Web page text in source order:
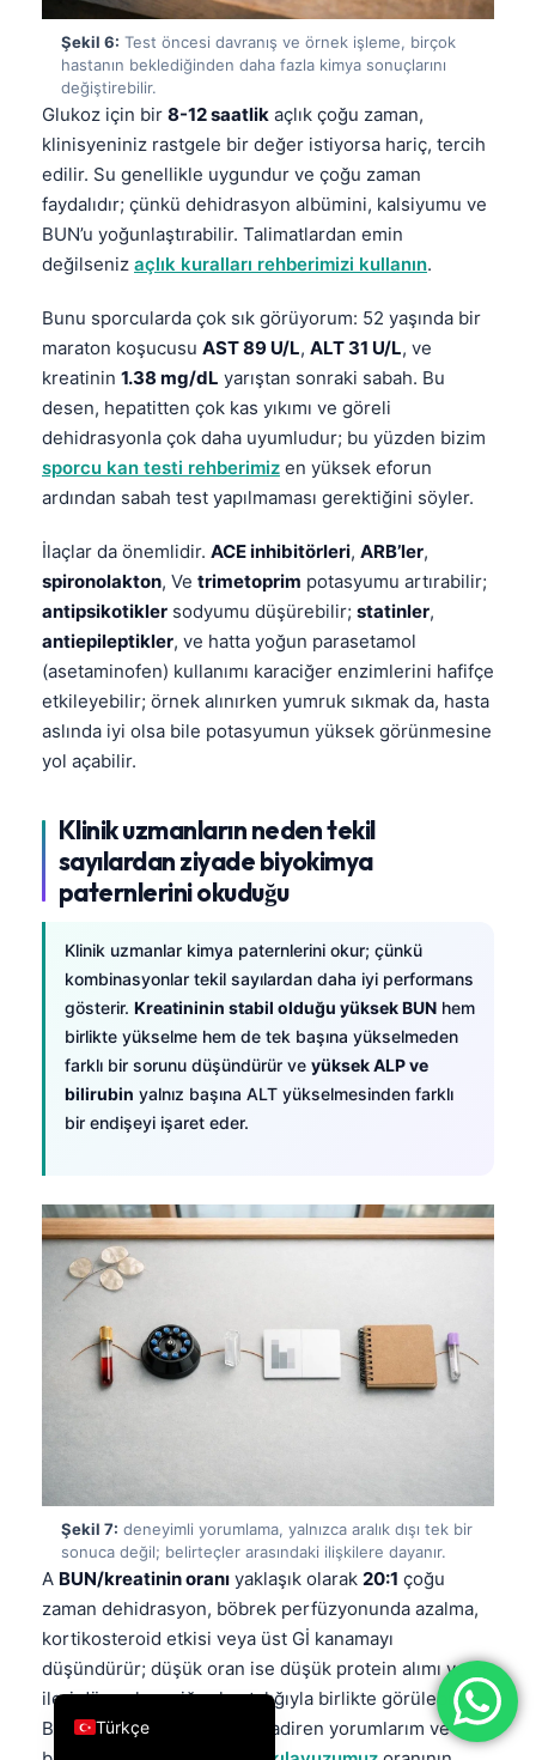
Şekil 6: Test öncesi davranış ve örnek işleme, birçok
hastanın beklediğinden daha fazla kimya sonuçlarını
değiştirebilir.
Glukoz için bir 8-12 saatlik açlık çoğu zaman,
klinisyeniniz rastgele bir değer istiyorsa hariç, tercih
edilir. Su genellikle uygundur ve çoğu zaman
faydalıdır; çünkü dehidrasyon albümini, kalsiyumu ve
BUN’u yoğunlaştırabilir. Talimatlardan emin
değilseniz açlık kuralları rehberimizi kullanın.
Bunu sporcularda çok sık görüyorum: 52 yaşında bir
maraton koşucusu AST 89 U/L, ALT 31 U/L, ve
kreatinin 1.38 mg/dL yarıştan sonraki sabah. Bu
desen, hepatitten çok kas yıkımı ve göreli
dehidrasyonla çok daha uyumludur; bu yüzden bizim
sporcu kan testi rehberimiz en yüksek eforun
ardından sabah test yapılmaması gerektiğini söyler.
İlaçlar da önemlidir. ACE inhibitörleri, ARB’ler,
spironolakton, Ve trimetoprim potasyumu artırabilir;
antipsikotikler sodyumu düşürebilir; statinler,
antiepileptikler, ve hatta yoğun parasetamol
(asetaminofen) kullanımı karaciğer enzimlerini hafifçe
etkileyebilir; örnek alınırken yumruk sıkmak da, hasta
aslında iyi olsa bile potasyumun yüksek görünmesine
yol açabilir.
Klinik uzmanların neden tekil
sayılardan ziyade biyokimya
paternlerini okuduğu
Klinik uzmanlar kimya paternlerini okur; çünkü
kombinasyonlar tekil sayılardan daha iyi performans
gösterir. Kreatininin stabil olduğu yüksek BUN hem
birlikte yükselme hem de tek başına yükselmeden
farklı bir sorunu düşündürür ve yüksek ALP ve
bilirubin yalnız başına ALT yükselmesinden farklı
bir endişeyi işaret eder.
Şekil 7: deneyimli yorumlama, yalnızca aralık dışı tek bir
sonuca değil; belirteçler arasındaki ilişkilere dayanır.
A BUN/kreatinin oranı yaklaşık olarak 20:1 çoğu
zaman dehidrasyon, böbrek perfüzyonunda azalma,
kortikosteroid etkisi veya üst Gİ kanamayı
düşündürür; düşük oran ise düşük protein alımı veya
ileri düzey karaciğer hastalığıyla birlikte görülebilir.
Bu ikiliyi bağlam olmadan nadiren yorumlarım ve
Türkçe
English
Deutsch
العربية
Français
עִבְרִית
Ελληνικά
Română
简体中文
فارسی
Български
Nederlands
हिन्दी
Bahasa Indonesia
Հայերեն
Íslenska
Svenska
Bosanski
Azərbaycan dili
日本語
Čeština
ქართული
Русский
Lietuvių kalba
Polski
한국어
Slovenščina
Magyar
Shqip
বাংলা
मराठी
తెలుగు
தமிழ்
ગુજરાતી
ಕನ್ನಡ
മലയാളം